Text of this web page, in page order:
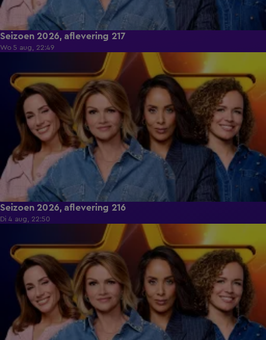
Seizoen 2026, aflevering 217
Wo 5 aug, 22:49
Seizoen 2026, aflevering 216
Di 4 aug, 22:50